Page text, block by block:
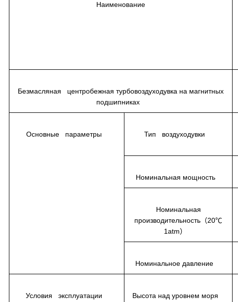
Наименование
Безмасляная центробежная турбовоздуходувка на магнитных
подшипниках
Основные параметры Тип воздуходувки
Номинальная мощность
Номинальная
производительность（20℃
1atm）
Номинальное давление
Условия эксплуатации Высота над уровнем моря